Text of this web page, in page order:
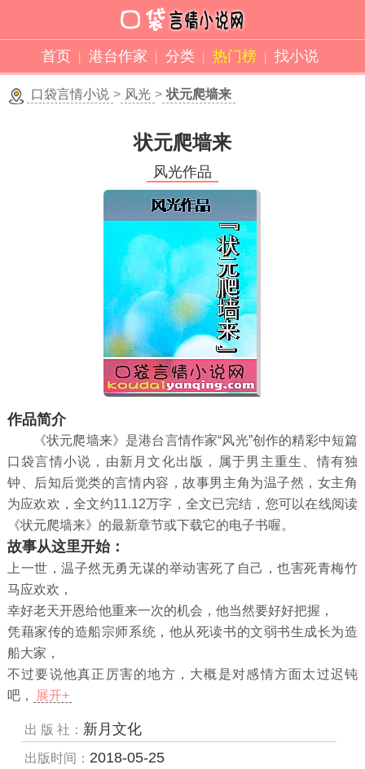
首页 港台作家 分类 热门榜 找小说
口袋言情小说 > 风光 > 状元爬墙来
状元爬墙来
风光作品
作品简介
《状元爬墙来》是港台言情作家“风光”创作的精彩中短篇
口袋言情小说，由新月文化出版，属于男主重生、情有独
钟、后知后觉类的言情内容，故事男主角为温子然，女主角
为应欢欢，全文约11.12万字，全文已完结，您可以在线阅读
《状元爬墙来》的最新章节或下载它的电子书喔。
故事从这里开始：
上一世，温子然无勇无谋的举动害死了自己，也害死青梅竹
马应欢欢，
幸好老天开恩给他重来一次的机会，他当然要好好把握，
凭藉家传的造船宗师系统，他从死读书的文弱书生成长为造
船大家，
不过要说他真正厉害的地方，大概是对感情方面太过迟钝
吧，
展开+
出 版 社： 新月文化
出版时间： 2018-05-25